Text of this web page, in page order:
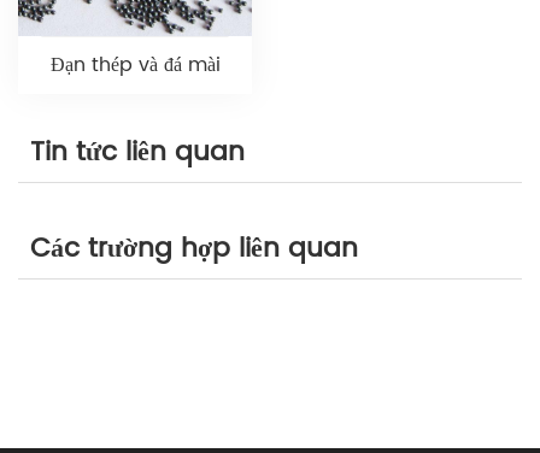
Đạn thép và đá mài
Tin tức liên quan
Các trường hợp liên quan